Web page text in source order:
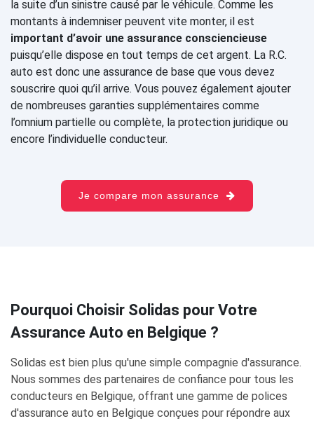
la suite d’un sinistre causé par le véhicule. Comme les
montants à indemniser peuvent vite monter, il est
important d’avoir une assurance consciencieuse
puisqu’elle dispose en tout temps de cet argent. La R.C.
auto est donc une assurance de base que vous devez
souscrire quoi qu’il arrive. Vous pouvez également ajouter
de nombreuses garanties supplémentaires comme
l’omnium partielle ou complète, la protection juridique ou
encore l’individuelle conducteur.
Je compare mon assurance
Pourquoi Choisir Solidas pour Votre
Assurance Auto en Belgique ?
Solidas est bien plus qu'une simple compagnie d'assurance.
Nous sommes des partenaires de confiance pour tous les
conducteurs en Belgique, offrant une gamme de polices
d'assurance auto en Belgique conçues pour répondre aux